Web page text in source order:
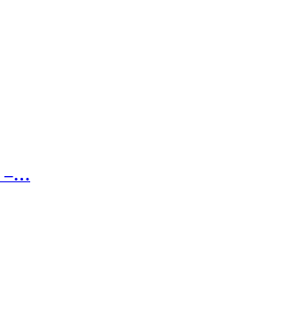
–…